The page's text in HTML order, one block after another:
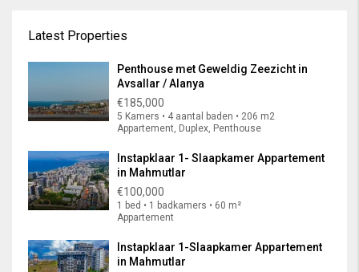
Latest Properties
Penthouse met Geweldig Zeezicht in
Avsallar / Alanya
€185,000
5 Kamers • 4 aantal baden • 206 m2
Appartement, Duplex, Penthouse
Instapklaar 1- Slaapkamer Appartement
in Mahmutlar
€100,000
1 bed • 1 badkamers • 60 m²
Appartement
Instapklaar 1-Slaapkamer Appartement
in Mahmutlar